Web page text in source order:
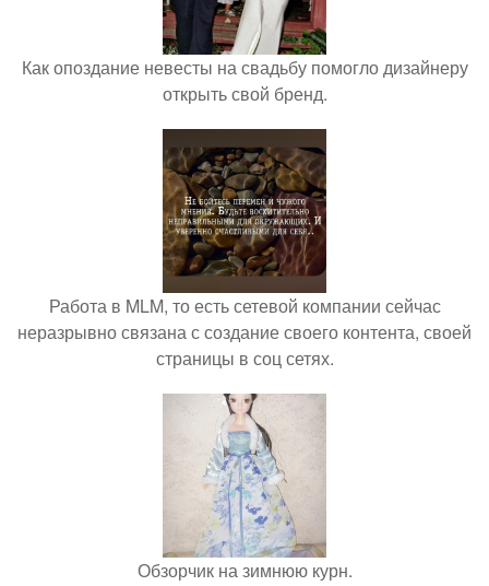
Как опоздание невесты на свадьбу помогло дизайнеру
открыть свой бренд.
Работа в MLM, то есть сетевой компании сейчас
неразрывно связана с создание своего контента, своей
страницы в соц сетях.
Обзорчик на зимнюю курн.